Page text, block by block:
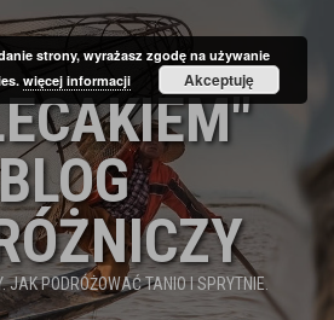
JAK PODRÓŻOWAĆ TANIO I SPRYTNIE.
strony, wyrażasz zgodę na używanie
więcej informacji Akceptuję